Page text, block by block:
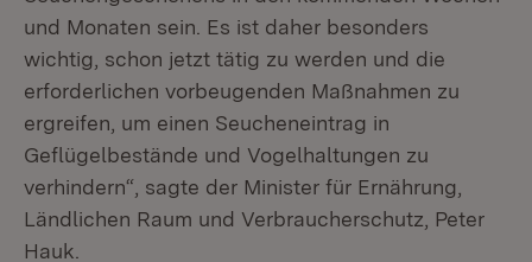
und Monaten sein. Es ist daher besonders
wichtig, schon jetzt tätig zu werden und die
erforderlichen vorbeugenden Maßnahmen zu
ergreifen, um einen Seucheneintrag in
Geflügelbestände und Vogelhaltungen zu
verhindern“, sagte der Minister für Ernährung,
Ländlichen Raum und Verbraucherschutz, Peter
Hauk.